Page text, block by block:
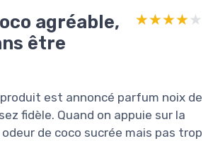
agréable,
être
★★★★★
★★★★★
produit est annoncé parfum noix de
fidèle. Quand on appuie sur la
de coco sucrée mais pas trop